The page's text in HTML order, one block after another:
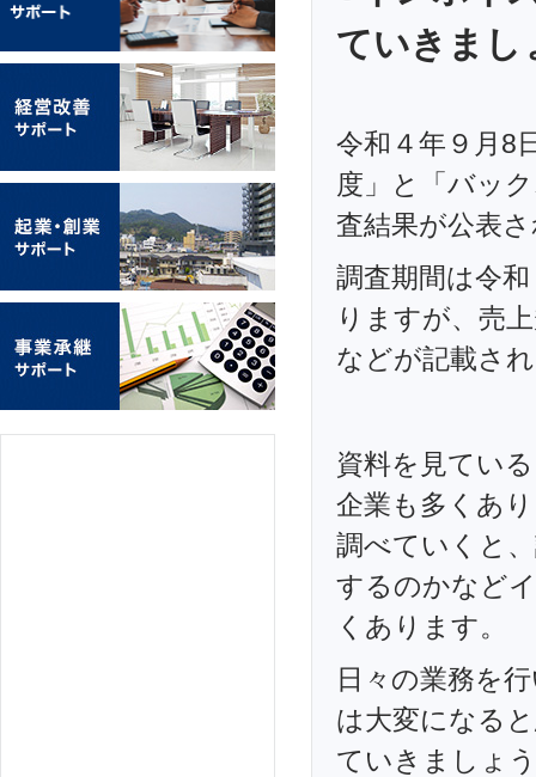
ていきまし
令和４年９月8
度」と「バッ
査結果が公表
調査期間は令
りますが、売
などが記載さ
資料を見てい
企業も多くあ
調べていくと
するのかなど
くあります。
日々の業務を
は大変になる
ていきましょ